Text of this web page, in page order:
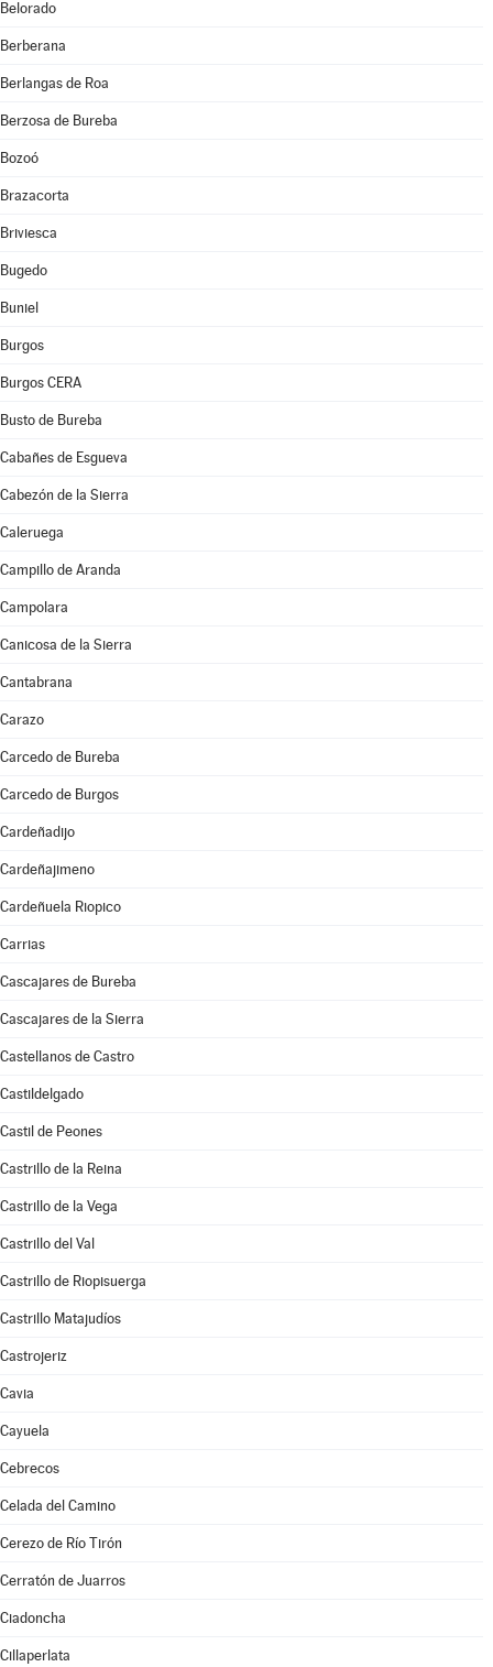
Belorado
Berberana
Berlangas de Roa
Berzosa de Bureba
Bozoó
Brazacorta
Briviesca
Bugedo
Buniel
Burgos
Burgos CERA
Busto de Bureba
Cabañes de Esgueva
Cabezón de la Sierra
Caleruega
Campillo de Aranda
Campolara
Canicosa de la Sierra
Cantabrana
Carazo
Carcedo de Bureba
Carcedo de Burgos
Cardeñadijo
Cardeñajimeno
Cardeñuela Riopico
Carrias
Cascajares de Bureba
Cascajares de la Sierra
Castellanos de Castro
Castildelgado
Castil de Peones
Castrillo de la Reina
Castrillo de la Vega
Castrillo del Val
Castrillo de Riopisuerga
Castrillo Matajudíos
Castrojeriz
Cavia
Cayuela
Cebrecos
Celada del Camino
Cerezo de Río Tirón
Cerratón de Juarros
Ciadoncha
Cillaperlata